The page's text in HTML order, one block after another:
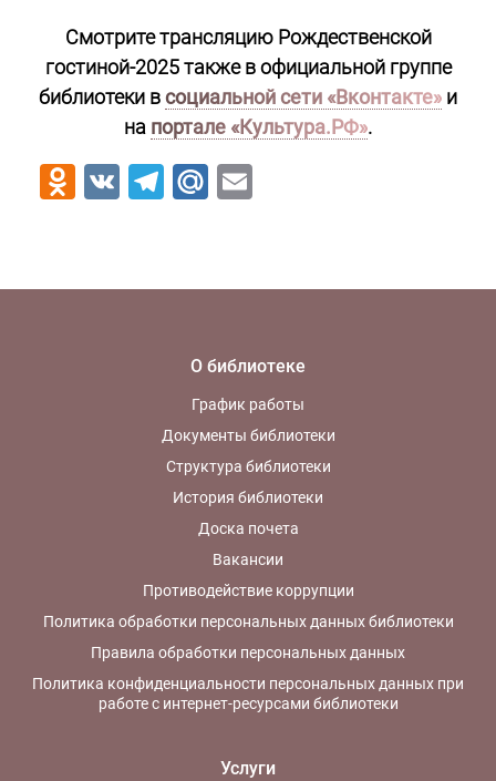
Смотрите трансляцию Рождественской
гостиной-2025 также в официальной группе
библиотеки всоциальной сети «Вконтакте» и
на портале «Культура.РФ».
Odnoklassniki
VK Telegram
Mail.Ru
О библиотеке
График работы
Документы библиотеки
Структура библиотеки
История библиотеки
Доска почета
Вакансии
Противодействие коррупции
Политика обработки персональных данных библиотеки
Правила обработки персональных данных
Политика конфиденциальности персональных данных при
работе с интернет-ресурсами библиотеки
Услуги